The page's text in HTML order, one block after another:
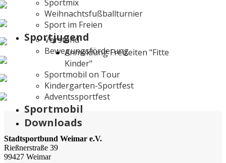
Sportmix
Weihnachtsfußballturnier
Sport im Freien
Sportjugend
Vorstand
Bewegungsförderung
Anmeldung Freizeiten "Fitte
Kinder"
Sportmobil on Tour
Kindergarten-Sportfest
Adventssportfest
Sportmobil
Downloads
Stadtsportbund Weimar e.V.
Rießnerstraße 39
99427 Weimar